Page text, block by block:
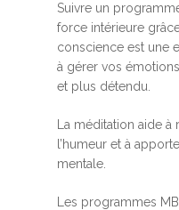
Suivre un
force intérieure
conscience est une
à gérer vos
et plus détendu.
La méditation aide
l’humeur et à
mentale.
Les programmes